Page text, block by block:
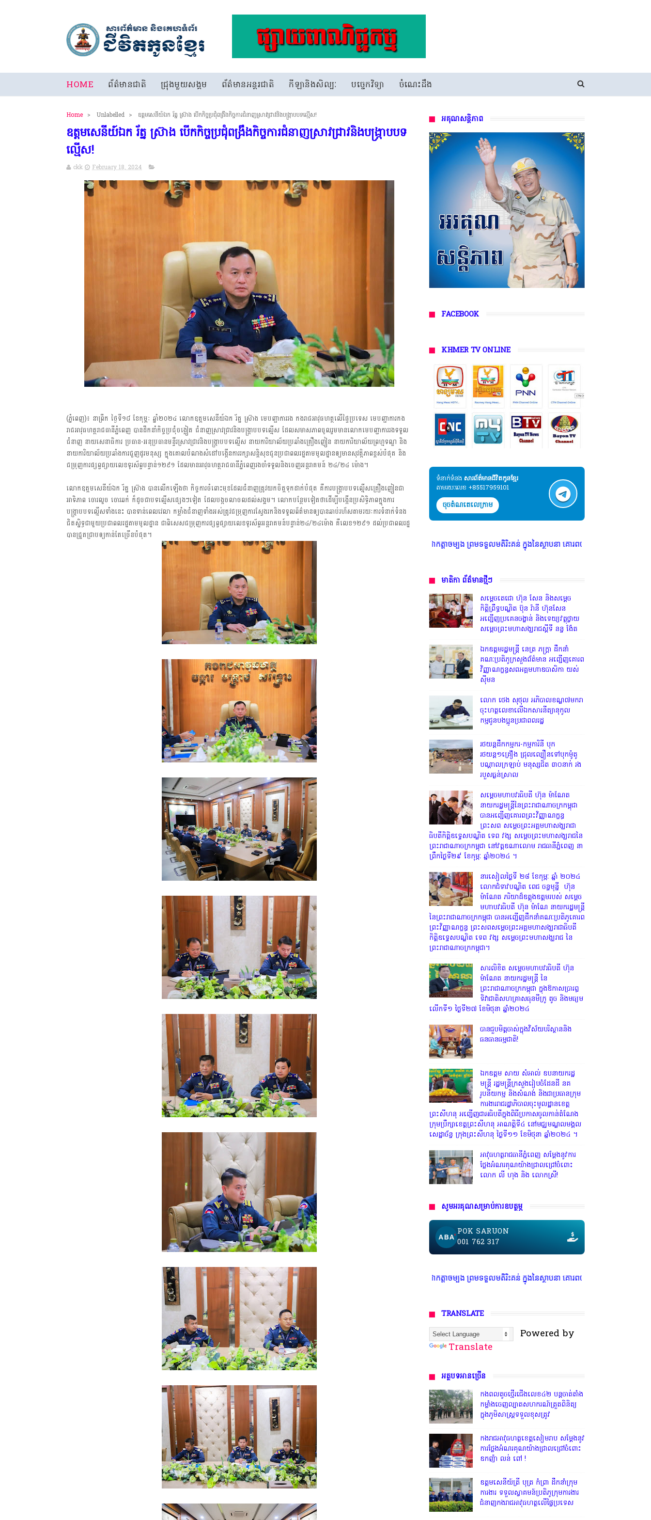
HOME ព័ត៌មានជាតិ ជ្រុងមួយសង្គម ព័ត៌មានអន្តរជាតិ កីឡានិងសិល្បៈ បច្ចេកវិទ្យា ចំណេះដឹង
Home > Unlabelled > ឧត្តមសេនីយ៍ឯក រ័ត្ន ស្រ៊ាង បើកកិច្ចប្រជុំពង្រឹងកិច្ចការជំនាញស្រាវជ្រាវនិងបង្រ្កាបបទល្មើស!
ឧត្តមសេនីយ៍ឯក រ័ត្ន ស្រ៊ាង បើកកិច្ចប្រជុំពង្រឹងកិច្ចការជំនាញស្រាវជ្រាវនិងបង្រ្កាបបទ
ល្មើស!
ckk February 18, 2024
(ភ្នំពេញ)៖ នាព្រឹក ថ្ងៃទី១៨ ខែកុម្ភៈ ឆ្នាំ២០២៤ លោកឧត្តមសេនីយ៍ឯក រ័ត្ន ស្រ៊ាង មេបញ្ជាការរង កងរាជអាវុធហត្ថលើផ្ទៃប្រទេស មេបញ្ជាការកង
រាជអាវុធហត្ថរាជធានីភ្នំពេញ បានដឹកនាំកិច្ចប្រជុំចង្អៀត ជំនាញស្រាវជ្រាវនិងបង្រ្កាបបទល្មើស ដែលសមាសភាពចូលរួមមានលោកមេបញ្ជាការរងទទួល
ជំនាញ នាយសេនាធិការ ប្រធាន-អនុប្រធានមន្ទីរស្រាវជ្រាវនិងបង្ក្រាបបទល្មើស នាយការិយាល័យប្រឆាំងគ្រឿងញៀន នាយការិយាល័យព្រហ្មទណ្ឌ និង
នាយការិយាល័យប្រឆាំងការជួញដូរមនុស្ស ក្នុងគោលបំណងសំដៅបង្កើនការរក្សាសន្តិសុខជូនប្រជាពលរដ្ឋតាមមូលដ្ឋានឲ្យមានសុវត្តិភាពខ្ពស់បំផុត និង
ជម្រុញការផ្សព្វផ្សាយលេខទូរស័ព្ទបន្ទាន់១២៩១ ដែលមានអាវុធហត្ថរាជធានីភ្នំពេញរងចាំទទួលនិងចេញអន្តរាគមន៍ ២៤/២៤ ម៉ោង។
លោកឧត្តមសេនីយ៍ឯក រ័ត្ន ស្រ៊ាង បានលើកឡើងថា កិច្ចការចំពោះមុខដែលជំនាញត្រូវយកចិត្តទុកដាក់បំផុត គឺការបង្រ្កាបបទល្មើសគ្រឿងញៀនជា
អាទិភាព ចោរលួច ចោរឆក់ ក៏ដូចជាបទល្មើសផ្សេងៗទៀត ដែលបង្កចលាចលដល់សង្គម។ លោកបន្ថែមទៀតថាដើម្បីបង្កើនប្រសិទ្ធិភាពក្នុងការ
បង្ក្រាបបទល្មើសទាំងនេះ បានទាន់ពេលវេលា កម្លាំងជំនាញទាំងអស់ត្រូវជម្រុញការស្វែងរកនិងទទួលព័ត៌មានឲ្យបានឆាប់រហ័សតាមរយៈការទំនាក់ទំនង
ជិតស្និទ្ធជាមួយប្រជាពលរដ្ឋតាមមូលដ្ឋាន ជាពិសេសជម្រុញការផ្សព្វផ្សាយលេខទូរស័ព្ទអន្តរាគមន៍បន្ទាន់២៤/២៤ម៉ោង គឺលេខ១២៩១ ដល់ប្រជាពលរដ្ឋ
បានជ្រួតជ្រាបឲ្យកាន់តែច្រើនបំផុត។
អគុណសន្តិភាព
FACEBOOK
KHMER TV ONLINE
ទំនាក់ទំនង​​ សារព័ត៌មានជីវិតកូនខ្មែរ
តាមរយៈលេខ +85517959101
ចុចតំណតេលេក្រាម
វិតកូនខ្មែរ" ជាអង្គភាពមានច្បាប់អនុញ្ញាតិដោយក្រសួងពាណិជ្ជកម្ម ក្រសួងការងារ ក្រសួងព័ត៌មាន * ក្រមសិលធម៌ វិជ្ជាជីវៈ ត្រូវបានអនុវត្ត ជាកត្តាចម្បង ព្រមទទួលមតិរិះគន់ ក្នុងនៃស្ថាបនា គោរពច្បាប់ និង សេរីភាពសារព័ត៌មាន * មានទ
មាតិកា ព័ត៌មានថ្មីៗ
សម្តេចតេជោ ហ៊ុន សែន និងសម្ដេច
កិត្តិព្រឹទ្ធបណ្ឌិត ប៊ុន រ៉ានី ហ៊ុនសែន
អញ្ជើញប្រគេនចង្ហាន់ និងទេយ្យវត្ថុថ្វាយ
សម្តេចព្រះមហាសង្ឃរាជស្តីទី នន្ទ ង៉ែត
ឯកឧត្តមរដ្ឋមន្ត្រី នេត្រ ភក្ត្រា ដឹកនាំ
គណៈប្រតិភូក្រសួងព័ត៌មាន អញ្ជើញគោរព
វិញ្ញាណក្ខន្ធសពអគ្គមហាឧបាសិកា យស់
ស៊ីមន
លោក ថេង សុថុល អភិបាលខណ្ឌ៧មករា
ចុះហត្ថលេខាលើឯកសារនីត្យានុកូល
កម្មជូនបងប្អូនប្រជាពលរដ្ឋ
រថយន្តដឹកកម្មករ-កម្មការិនី បុក
រថយន្ត១គ្រឿង ជ្រុលល្បឿនទៅបុកម៉ូតូ
បណ្តាលក្រឡាប់ មនុស្សជិត ៣០នាក់ រង
របួសធ្ងន់ស្រាល
សម្តេចមហាបវរធិបតី ហ៊ុន ម៉ាណែត
នាយករដ្ឋមន្ត្រីនៃព្រះរាជាណាចក្រកម្ពុជា
បានអញ្ជើញគោរពព្រះវិញ្ញាណក្ខន្ធ
ព្រះសព សម្តេចព្រះអគ្គមហាសង្ឃរាជា
ធិបតីកិត្តិឧទ្ទេសបណ្ឌិត ទេព វង្ស សម្តេចព្រះមហាសង្ឃរាជនៃ
ព្រះរាជាណាចក្រកម្ពុជា នៅវត្តឧណាលោម រាជធានីភ្នំពេញ នា
ព្រឹកថ្ងៃទី២៩ ខែកុម្ភៈ ឆ្នាំ២០២៤ ។
នារសៀលថ្ងៃទី ២៨ ខែកុម្ភៈ ឆ្នាំ ២០២៤
លោកជំទាវបណ្ឌិត ពេជ ចន្ទមុន្នី ហ៊ុន
ម៉ាណែត ភរិយាដ៏ឧត្តុងឧត្តមរបស់ សម្តេច
មហាបវរធិបតី ហ៊ុន ម៉ាណែ នាយករដ្ឋមន្រ្តី
នៃព្រះរាជាណាចក្រកម្ពុជា បានអញ្ជើញដឹកនាំគណៈប្រតិភូគោរព
ព្រះវិញ្ញាណក្ខន្ធ ព្រះសពសម្តេចព្រះអគ្គមហាសង្ឃរាជាធិបតី
កិត្តិឧទ្ទេសបណ្ឌិត ទេព វង្ស សម្តេចព្រះមហាសង្ឃរាជ នៃ
ព្រះរាជាណាចក្រកម្ពុជា។
សារលិខិត សម្តេចមហាបវរធិបតី ហ៊ុន
ម៉ាណែត នាយករដ្ឋមន្ត្រី នៃ
ព្រះរាជាណាចក្រកម្ពុជា ក្នុងឱកាសប្រារព្ធ
ទិវាជាតិសហគ្រាសធុនមីក្រូ តូច និងមធ្យម
លើកទី១ ថ្ងៃទី២៧ ខែមិថុនា ឆ្នាំ២០២៤
បានជួបមិត្តចាស់ក្នុងវិស័យបរិស្ថាននិង
ធនធានធម្មជាតិ!
ឯកឧត្តម សាយ សំអាល់ ឧបនាយករដ្ឋ
មន្ត្រី រដ្ឋមន្ត្រីក្រសួងរៀបចំដែនដី នគ
រូបនីយកម្ម និងសំណង់ និងជាប្រធានក្រុម
ការងាររាជរដ្ឋាភិបាលចុះមូលដ្ឋានខេត្ត
ព្រះសីហនុ អញ្ជើញជាអធិបតីក្នុងពិធីប្រកាសចូលកាន់តំណែង
ក្រុមប្រឹក្សាខេត្តព្រះសីហនុ អាណត្តិទី៤ នៅមជ្ឈមណ្ឌលមង្គល
សេដ្ឋាច័ន្ទ ក្រុងព្រះសីហនុ ថ្ងៃទី១១ ខែមិថុនា ឆ្នាំ២០២៤ ។
អាវុធហត្ថរាជធានីភ្នំពេញ សម្តែងនូវការ
ថ្លែងអំណរគុណយ៉ាងជ្រាលជ្រៅចំពោះ
លោក លី ហុង និង លោកស្រី!
សូមអរគុណសម្រាប់ការឧបត្ថម្ភ
POK SARUON
001 762 317
វិតកូនខ្មែរ" ជាអង្គភាពមានច្បាប់អនុញ្ញាតិដោយក្រសួងពាណិជ្ជកម្ម ក្រសួងការងារ ក្រសួងព័ត៌មាន * ក្រមសិលធម៌ វិជ្ជាជីវៈ ត្រូវបានអនុវត្ត ជាកត្តាចម្បង ព្រមទទួលមតិរិះគន់ ក្នុងនៃស្ថាបនា គោរពច្បាប់ និង សេរីភាពសារព័ត៌មាន * មានទ
TRANSLATE
Powered by
Translate
អត្ថបទអានច្រើន
កងពលតូចថ្មើរជើងលេខ៤២ បន្តចាត់តាំង
កម្លាំងចេញល្បាតសហករណ៍ត្រួតពិនិត្យ
ក្នុងភូមិសាស្រ្តទទួលខុសត្រូវ
កងរាជអាវុធហត្ថខេត្តសៀមរាប សម្តែងនូវ
ការថ្លែងអំណរគុណយ៉ាងជ្រាលជ្រៅចំពោះ
ឧកញ៉ា លន់ ពៅ !
ឧត្តមសេនីយ៍ត្រី បុត្រ កំព្រា ដឹកនាំក្រុម
ការងារ ទទួលស្វាគមន៍ប្រតិភូក្រុមការងារ
ជំនាញកងរាជអាវុធហត្ថលើផ្ទៃប្រទេស